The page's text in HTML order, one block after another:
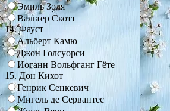
Эмиль Золя
Вальтер Скотт
14. Фауст
Альберт Камю
Джон Голсуорси
Иоганн Вольфганг Гёте
15. Дон Кихот
Генрик Сенкевич
Мигель де Сервантес